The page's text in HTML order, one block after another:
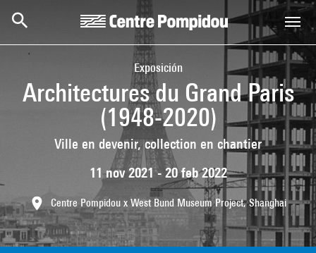
Exposición
Architectures du Grand Paris
(1948-2020)
Ville en devenir, collection en chantier
11 nov 2021 - 20 feb 2022
Centre Pompidou x West Bund Museum Project, Shanghai